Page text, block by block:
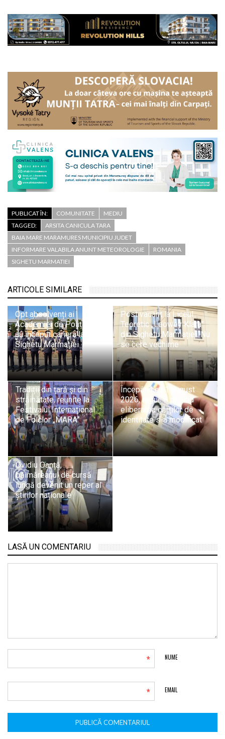
PUBLICAT ÎN: COMUNITATE
MEDIU
TAGGED:
ARSITA CANICULA TARA
BAIA MARE MARAMURES MUNICIPIU JUDET
INFORMARE VALABILA ANUNT METEOROLOGIE
ROMANIA
SIGHETU MARMATIEI
ARTICOLE SIMILARE
Opt absolvenți ai
Academiei de Poliție și-
au început cariera la ITPF
Sighetu Marmației
Post vacant la Liceul
Teoretic „Leowey Klara”
din Sighetu Marmației. Nu
se cere vechime
Tradiții din țară și din
străinătate, reunite la
Festivalul Internațional
de Folclor „MARA”
Începând cu 1 august
2026, regulile privind
eliberarea cărților de
identitate s-a modificat
Ovidiu Oanță,
băimăreanul de cursă
lungă devenit un reper al
știrilor naționale
LASĂ UN COMENTARIU
NUME
*
EMAIL
*